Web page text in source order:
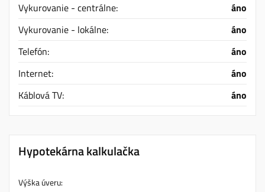
Vykurovanie - centrálne:
áno
Vykurovanie - lokálne:
áno
Telefón:
áno
Internet:
áno
Káblová TV:
áno
Hypotekárna kalkulačka
Výška úveru: